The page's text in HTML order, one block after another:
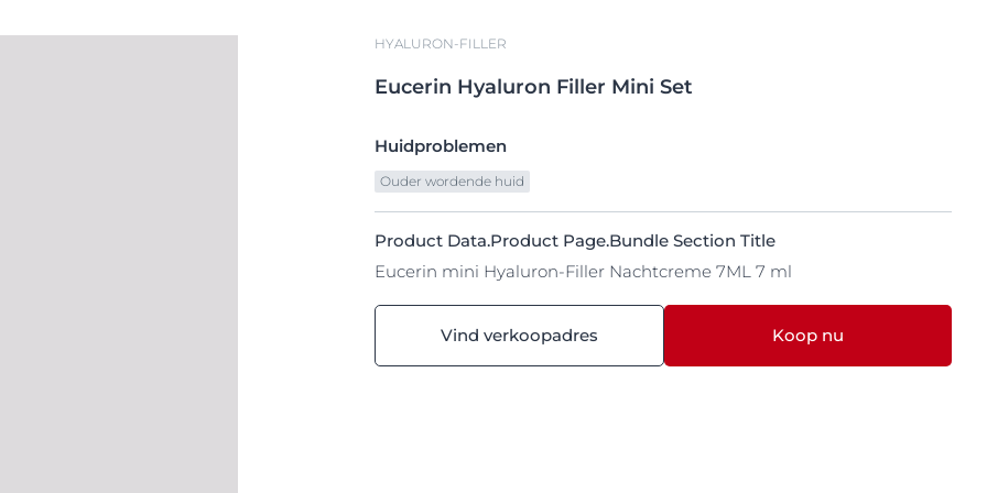
HYALURON-FILLER
Eucerin Hyaluron Filler Mini Set
Huidproblemen
Ouder wordende huid
Product Data.Product Page.Bundle Section Title
Eucerin mini Hyaluron-Filler Nachtcreme 7ML 7 ml
Vind verkoopadres Koop nu